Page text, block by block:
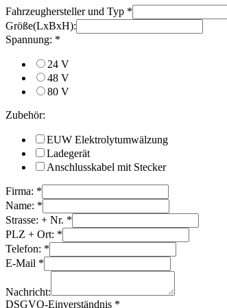
Fahrzeughersteller und Typ *
Größe(LxBxH):
Spannung: *
24 V
48 V
80 V
Zubehör:
EUW Elektrolytumwälzung
Ladegerät
Anschlusskabel mit Stecker
Firma: *
Name: *
Strasse: + Nr. *
PLZ + Ort: *
Telefon: *
E-Mail *
Nachricht:
DSGVO-Einverständnis *